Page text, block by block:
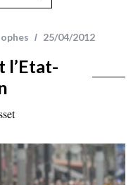
C
H
25/04/2012
l’Etat-